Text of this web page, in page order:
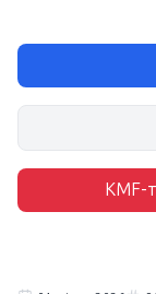
KMF-